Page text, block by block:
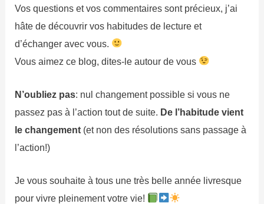
Vos questions et vos commentaires sont précieux, j’ai
hâte de découvrir vos habitudes de lecture et
d’échanger avec vous.
Vous aimez ce blog, dites-le autour de vous
N’oubliez pas: nul changement possible si vous ne
passez pas à l’action tout de suite. De l’habitude vient
le changement (et non des résolutions sans passage à
l’action!)
Je vous souhaite à tous une très belle année livresque
pour vivre pleinement votre vie!